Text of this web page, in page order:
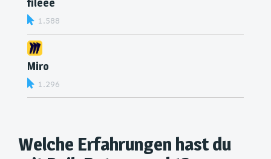
fileee
1.588
Miro
1.296
Welche Erfahrungen hast du